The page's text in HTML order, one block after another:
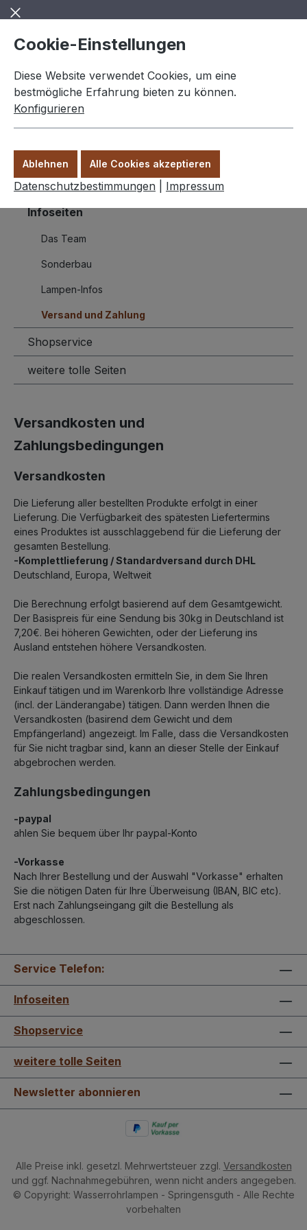
Zum Hauptinhalt springen
Infoseiten Versand und Zahlung
Infoseiten
Das Team
Sonderbau
Lampen-Infos
Versand und Zahlung
Shopservice
weitere tolle Seiten
Versandkosten und
Zahlungsbedingungen
Versandkosten
Die Lieferung aller bestellten Produkte erfolgt in einer
Lieferung. Die Verfügbarkeit des spätesten Liefertermins
eines Produktes ist ausschlaggebend für die Lieferung der
gesamten Bestellung.
-Komplettlieferung / Standardversand durch DHL
Deutschland, Europa, Weltweit
Die Berechnung erfolgt basierend auf dem Gesamtgewicht.
Der Basispreis für eine Sendung bis 30kg in Deutschland ist
7,20€. Bei höheren Gewichten, oder der Lieferung ins
Ausland entstehen höhere Versandkosten.
Die realen Versandkosten ermitteln Sie, in dem Sie Ihren
Einkauf tätigen und im Warenkorb Ihre vollständige Adresse
(incl. der Länderangabe) tätigen. Dann werden Ihnen die
Versandkosten (basirend dem Gewicht und dem
Empfängerland) angezeigt. Im Falle, dass die Versandkosten
für Sie nicht tragbar sind, kann an dieser Stelle der Einkauf
abgebrochen werden.
Zahlungsbedingungen
-paypal
ahlen Sie bequem über Ihr paypal-Konto
-Vorkasse
Nach Ihrer Bestellung und der Auswahl "Vorkasse" erhalten
Sie die nötigen Daten für Ihre Überweisung (IBAN, BIC etc).
Erst nach Zahlungseingang gilt die Bestellung als
abgeschlossen.
Service Telefon:
Infoseiten
Shopservice
weitere tolle Seiten
Newsletter abonnieren
Alle Preise inkl. gesetzl. Mehrwertsteuer zzgl. Versandkosten
und ggf. Nachnahmegebühren, wenn nicht anders angegeben.
© Copyright: Wasserrohrlampen - Springensguth - Alle Rechte
vorbehalten
Cookie-Einstellungen
Diese Website verwendet Cookies, um eine
bestmögliche Erfahrung bieten zu können.
Konfigurieren
Ablehnen Alle Cookies akzeptieren
Datenschutzbestimmungen Impressum